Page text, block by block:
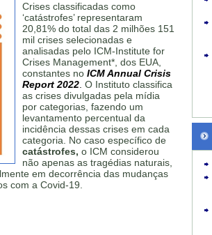
Crises classificadas como
‘catástrofes’ representaram
20,81% do total das 2 milhões 151
mil crises selecionadas e
analisadas pelo ICM-Institute for
Crises Management*, dos EUA,
constantes no ICM Annual Crisis
Report 2022 O Instituto classifica
as crises divulgadas pela mídia
por categorias, fazendo um
levantamento percentual da
incidência dessas crises em cada
categoria. No caso específico de
catástrofes, o ICM considerou
não apenas as tragédias naturais,
em decorrência das mudanças
com a Covid-19.